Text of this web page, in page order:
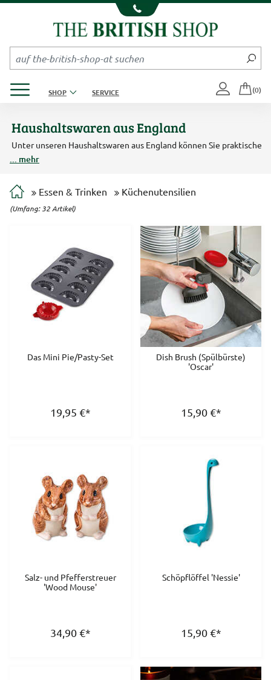
Kompletten Head der Seite überspringen
SHOP SERVICE (0)
Haushaltswaren aus England
Unter unseren Haushaltswaren aus England können Sie praktische
Küchenhelfer, aber auch edle Küchenaccessoires aus Metall und
Silber entdecken. Im Retro-Design zeigen sich die
Design die Küchenhelfer von Ototo. Von Cole & Mason haben wir
immer wieder exklusive Küchenaccessoires im edlen Design für
... mehr
Essen & Trinken Küchenutensilien
(Umfang: 32 Artikel)
Das Mini Pie/Pasty-Set
19,95 €*
Dish Brush (Spülbürste)
'Oscar'
15,90€*
Salz- und Pfefferstreuer
'Wood Mouse'
34,90€*
Schöpflöffel 'Nessie'
15,90€*